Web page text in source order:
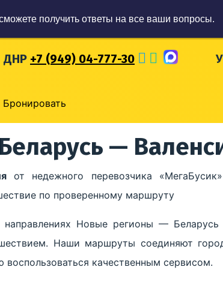
+7 (959) 57-93-777
ДНР +7 (949) 04-777-30
Бронировать
—
от недежного перевозчика
по проверенному маршруту
направлениях Новые регионы —
Наши маршруты соединяют
качественным сервисом.
получить ответы на все ваши вопросы.